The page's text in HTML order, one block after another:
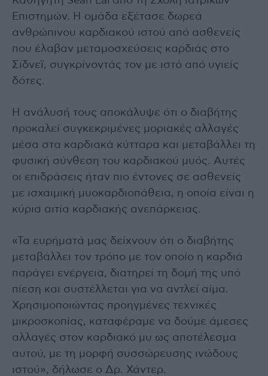
Επιστημών. Η ομάδα εξέτασε δωρεά
ανθρώπινου καρδιακού ιστού από ασθενείς
που έλαβαν μεταμοσχεύσεις καρδιάς στο
Σίδνεϊ, συγκρίνοντάς τον με ιστό από υγιείς
δότες.
Η ανάλυσή τους αποκάλυψε ότι ο διαβήτης
προκαλεί συγκεκριμένες μοριακές αλλαγές
μέσα στα καρδιακά κύτταρα και μεταβάλλει τη
φυσική σύνθεση του καρδιακού μυός. Αυτές
οι επιδράσεις ήταν πιο έντονες σε ασθενείς
με ισχαιμική μυοκαρδιοπάθεια, η οποία είναι η
κύρια αιτία καρδιακής ανεπάρκειας.
«Τα ευρήματά μας δείχνουν ότι ο διαβήτης
μεταβάλλει τον τρόπο με τον οποίο η καρδιά
παράγει ενέργεια, διατηρεί τη δομή της υπό
πίεση και συστέλλεται για να αντλεί αίμα.
Χρησιμοποιώντας προηγμένες τεχνικές
μικροσκοπίας, καταφέραμε να δούμε άμεσες
αλλαγές στον καρδιακό μυ ως αποτέλεσμα
αυτού, με τη μορφή συσσώρευσης ινώδους
ιστού», δήλωσε ο Δρ. Χάντερ.